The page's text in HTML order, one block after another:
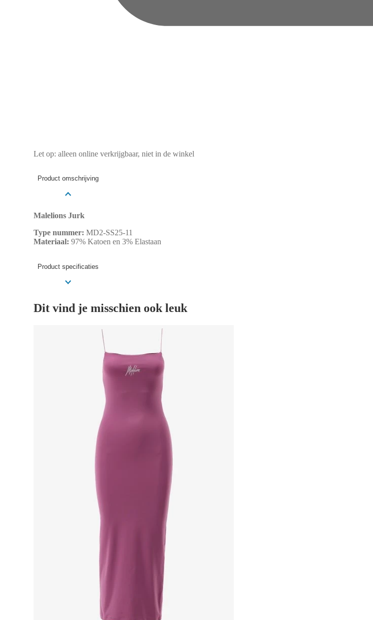
Let op: alleen online verkrijgbaar, niet in de winkel
Product omschrijving
Malelions Jurk
Type nummer: MD2-SS25-11
Materiaal: 97% Katoen en 3% Elastaan
Product specificaties
Dit vind je misschien ook leuk